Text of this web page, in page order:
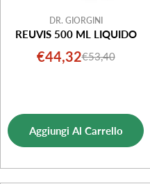
DR. GIORGINI
REUVIS 500 ML LIQUIDO
Prezzo
€44,32Prezzo
€53,40
Aggiungi Al Carrello